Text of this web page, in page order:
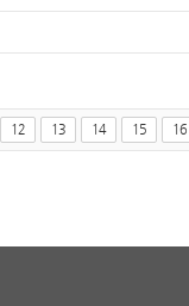
12 13 14 15 16